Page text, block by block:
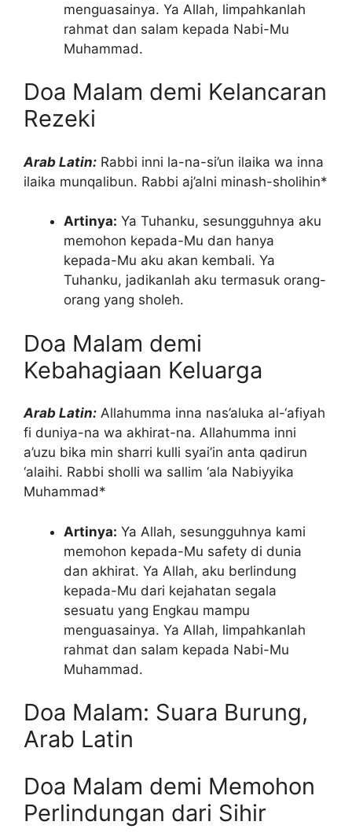
menguasainya. Ya Allah, limpahkanlah
rahmat dan salam kepada Nabi-Mu
Muhammad.
Doa Malam demi Kelancaran
Rezeki
Arab Latin: Rabbi inni la-na-si’un ilaika wa inna
ilaika munqalibun. Rabbi aj’alni minash-sholihin*
Artinya: Ya Tuhanku, sesungguhnya aku
memohon kepada-Mu dan hanya
kepada-Mu aku akan kembali. Ya
Tuhanku, jadikanlah aku termasuk orang-
orang yang sholeh.
Doa Malam demi
Kebahagiaan Keluarga
Arab Latin: Allahumma inna nas’aluka al-‘afiyah
fi duniya-na wa akhirat-na. Allahumma inni
a’uzu bika min sharri kulli syai’in anta qadirun
‘alaihi. Rabbi sholli wa sallim ‘ala Nabiyyika
Muhammad*
Artinya: Ya Allah, sesungguhnya kami
memohon kepada-Mu safety di dunia
dan akhirat. Ya Allah, aku berlindung
kepada-Mu dari kejahatan segala
sesuatu yang Engkau mampu
menguasainya. Ya Allah, limpahkanlah
rahmat dan salam kepada Nabi-Mu
Muhammad.
Doa Malam: Suara Burung,
Arab Latin
Doa Malam demi Memohon
Perlindungan dari Sihir